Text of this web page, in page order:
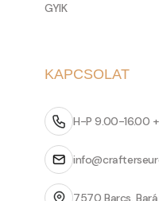
GYIK
KAPCSOLAT
H-P 9.00-16.00
7570 Barcs,